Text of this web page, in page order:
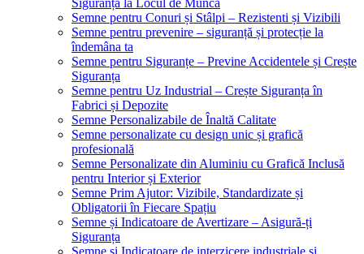
Siguranță la Locul de Muncă
Semne pentru Conuri și Stâlpi – Rezistenti și Vizibili
Semne pentru prevenire – siguranță și protecție la
îndemâna ta
Semne pentru Siguranțe – Previne Accidentele și Crește
Siguranța
Semne pentru Uz Industrial – Crește Siguranța în
Fabrici și Depozite
Semne Personalizabile de Înaltă Calitate
Semne personalizate cu design unic și grafică
profesională
Semne Personalizate din Aluminiu cu Grafică Inclusă
pentru Interior și Exterior
Semne Prim Ajutor: Vizibile, Standardizate și
Obligatorii în Fiecare Spațiu
Semne și Indicatoare de Avertizare – Asigură-ți
Siguranța
Semne si Indicatoare de interzicere industriale si